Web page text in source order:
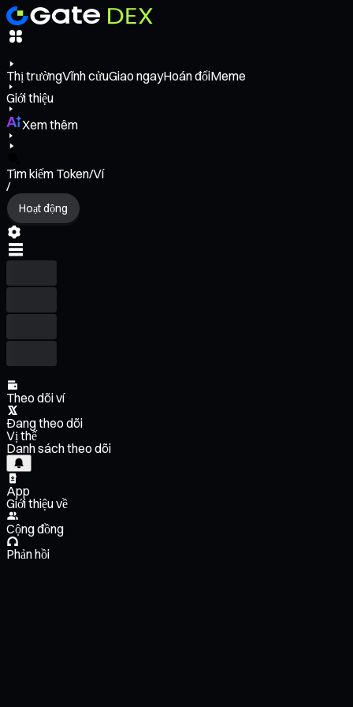
Thị trườngVĩnh cửuGiao ngayHoán đổiMeme
Giới thiệu
Xem thêm
Tìm kiếm Token/Ví
/
Hoạt động
Theo dõi ví
Đang theo dõi
Vị thế
Danh sách theo dõi
App
Giới thiệu về
Cộng đồng
Phản hồi